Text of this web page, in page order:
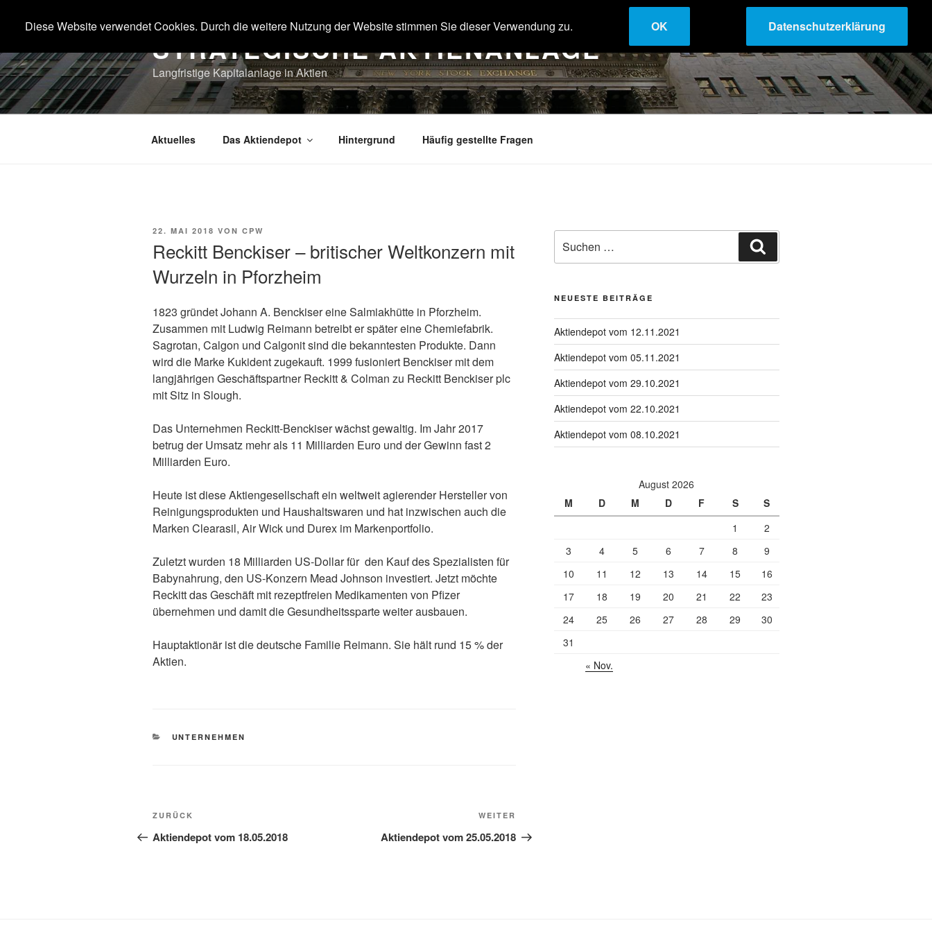
Inhalt
STRATEGISCHE AKTIENANLAGE
Langfristige Kapitalanlage in Aktien
Aktuelles Das Aktiendepot Hintergrund Häufig gestellte Fragen
VERÖFFENTLICHT
22. MAI 2018 VON CPW
Reckitt Benckiser – britischer Weltkonzern mit
Wurzeln in Pforzheim
1823 gründet Johann A. Benckiser eine Salmiakhütte in Pforzheim.
Zusammen mit Ludwig Reimann betreibt er später eine Chemiefabrik.
Sagrotan, Calgon und Calgonit sind die bekanntesten Produkte. Dann
wird die Marke Kukident zugekauft. 1999 fusioniert Benckiser mit dem
langjährigen Geschäftspartner Reckitt & Colman zu Reckitt Benckiser plc
mit Sitz in Slough.
Das Unternehmen Reckitt-Benckiser wächst gewaltig. Im Jahr 2017
betrug der Umsatz mehr als 11 Milliarden Euro und der Gewinn fast 2
Milliarden Euro.
Heute ist diese Aktiengesellschaft ein weltweit agierender Hersteller von
Reinigungsprodukten und Haushaltswaren und hat inzwischen auch die
Marken Clearasil, Air Wick und Durex im Markenportfolio.
Zuletzt wurden 18 Milliarden US-Dollar für den Kauf des Spezialisten für
Babynahrung, den US-Konzern Mead Johnson investiert. Jetzt möchte
Reckitt das Geschäft mit rezeptfreien Medikamenten von Pfizer
übernehmen und damit die Gesundheitssparte weiter ausbauen.
Hauptaktionär ist die deutsche Familie Reimann. Sie hält rund 15 % der
Aktien.
KATEGORIEN
UNTERNEHMEN
Beitragsnavigation
Vorheriger
Beitrag
ZURÜCK
Aktiendepot vom 18.05.2018
Beitrag
WEITER
Aktiendepot vom 25.05.2018
nach:
NEUESTE BEITRÄGE
Aktiendepot vom 12.11.2021
Aktiendepot vom 05.11.2021
Aktiendepot vom 29.10.2021
Aktiendepot vom 22.10.2021
Aktiendepot vom 08.10.2021
August 2026
M
D M D F S
S
1
2
3
4 5 6 7 8
9
10
11 12 13 14 15
16
17
18 19 20 21 22
23
24
25 26 27 28 29
30
31
« Nov.
Diese Website verwendet Cookies. Durch die weitere Nutzung der Website stimmen Sie dieser Verwendung zu. OK Datenschutzerklärung